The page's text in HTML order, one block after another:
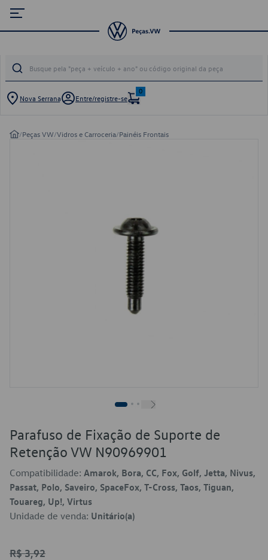
Nova Serrana Entre/registre-se
0
/Peças VW/Vidros e Carroceria/Painéis Frontais
Parafuso de Fixação de Suporte de
Retenção VW N90969901
Compatibilidade: Amarok, Bora, CC, Fox, Golf, Jetta, Nivus,
Passat, Polo, Saveiro, SpaceFox, T-Cross, Taos, Tiguan,
Touareg, Up!, Virtus
Unidade de venda: Unitário(a)
R$ 3,92